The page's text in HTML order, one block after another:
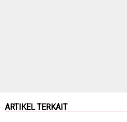
ARTIKEL TERKAIT